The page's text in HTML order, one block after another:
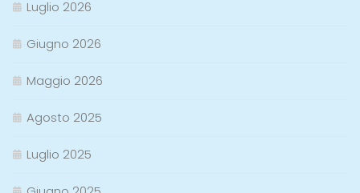
Luglio 2026
Giugno 2026
Maggio 2026
Agosto 2025
Luglio 2025